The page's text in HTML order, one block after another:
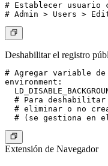
# Establecer usuario
Deshabilitar el registro
# Agregar variable de
environment:
# Para
# eliminar o no
Extensión de Navegador